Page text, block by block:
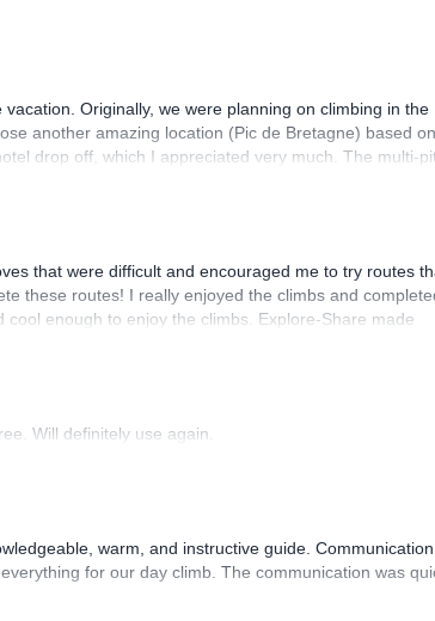
Originally, we were planning on climbing in the
another amazing location (Pic de Bretagne) based
drop off, which I appreciated very much. The multi-
enjoyed. The communication from the team
that were difficult and encouraged me to try routes
these routes! I really enjoyed the climbs and
enough to enjoy the climbs. Explore-Share made
was fantastic, and the platform’s organization was
Will definitely use again.
warm, and instructive guide.
for our day climb. The communication was